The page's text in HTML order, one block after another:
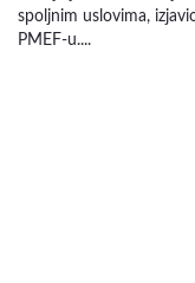
spoljnim uslovima,
PMEF-u....